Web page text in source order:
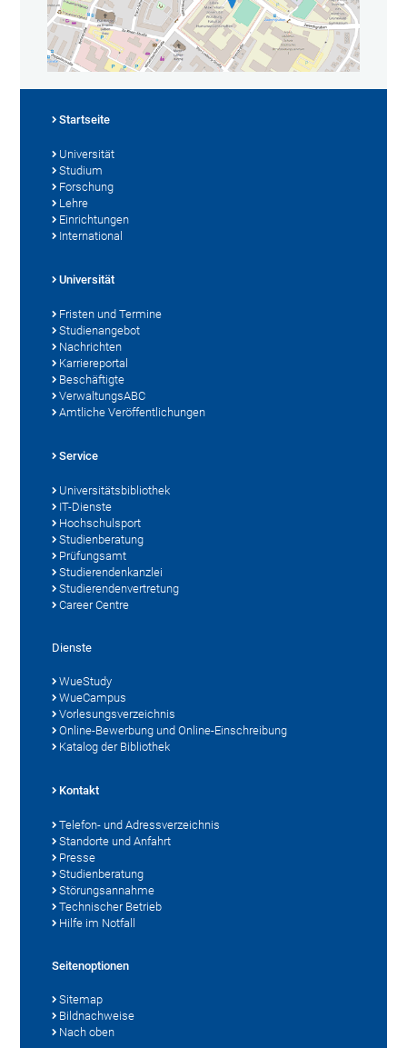
Startseite
Universität
Studium
Forschung
Lehre
Einrichtungen
International
Universität
Fristen und Termine
Studienangebot
Nachrichten
Karriereportal
Beschäftigte
VerwaltungsABC
Amtliche Veröffentlichungen
Service
Universitätsbibliothek
IT-Dienste
Hochschulsport
Studienberatung
Prüfungsamt
Studierendenkanzlei
Studierendenvertretung
Career Centre
Dienste
WueStudy
WueCampus
Vorlesungsverzeichnis
Online-Bewerbung und Online-Einschreibung
Katalog der Bibliothek
Kontakt
Telefon- und Adressverzeichnis
Standorte und Anfahrt
Presse
Studienberatung
Störungsannahme
Technischer Betrieb
Hilfe im Notfall
Seitenoptionen
Sitemap
Bildnachweise
Nach oben